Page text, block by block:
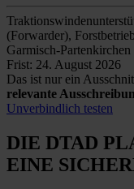
(Forwarder),
Garmisch-Partenkirchen
Frist: 24. August 2026
Das ist nur ein
relevante
Unverbindlich testen
DIE DTAD
EINE